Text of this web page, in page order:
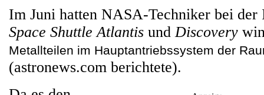
Im Juni hatten NASA-Techniker bei der
Space Shuttle Atlantis undDiscovery
Metallteilen im Hauptantriebssystem der
(astronews.com berichtete).